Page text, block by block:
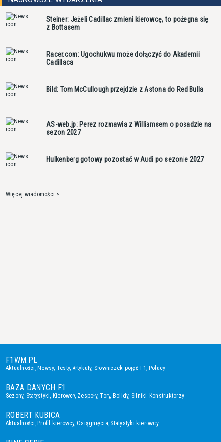
Steiner: Jeżeli Cadillac zmieni kierowcę, to pożegna się
z Bottasem
Racer.com: Ugochukwu może dołączyć do Akademii
Cadillaca
Bild: Tom McCullough przejdzie z Astona do Red Bulla
AS-web.jp: Perez rozmawia z Williamsem o posadzie na
sezon 2027
Hulkenberg gotowy pozostać w Audi po sezonie 2027
Więcej wiadomości >
F1WM.PL
Aktualności, Newsy, Testy, Artykuły, Słowniczek pojęć F1, Polacy
BAZA DANYCH F1
Sezony, Statystyki, Kierowcy, Zespoły,Tory, Bolidy, Silniki, Konstruktorzy
ROBERT KUBICA
Aktualności, Profil kierowcy,Osiągnięcia, Statystyki kierowcy